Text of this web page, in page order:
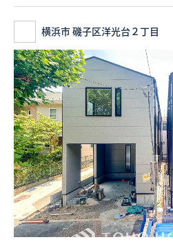
横浜市 磯子区洋光台２丁目